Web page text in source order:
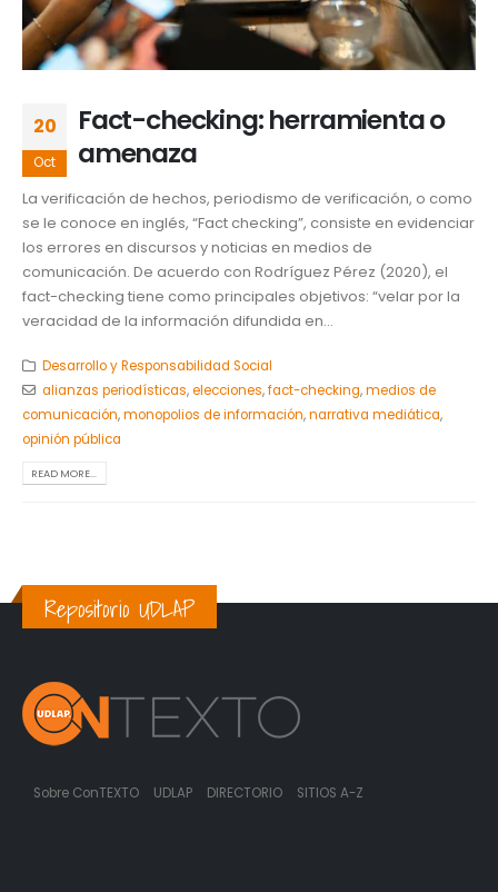
20
Oct
Fact-checking: herramienta o
amenaza
La verificación de hechos, periodismo de verificación, o como
se le conoce en inglés, “Fact checking”, consiste en evidenciar
los errores en discursos y noticias en medios de
comunicación. De acuerdo con Rodríguez Pérez (2020), el
fact-checking tiene como principales objetivos: “velar por la
veracidad de la información difundida en...
Desarrollo y Responsabilidad Social
alianzas periodísticas,elecciones,fact-checking,medios de
comunicación,monopolios de información,narrativa mediática,
opinión pública
READ MORE...
Repositorio UDLAP
Sobre ConTEXTO UDLAP DIRECTORIO SITIOS A-Z